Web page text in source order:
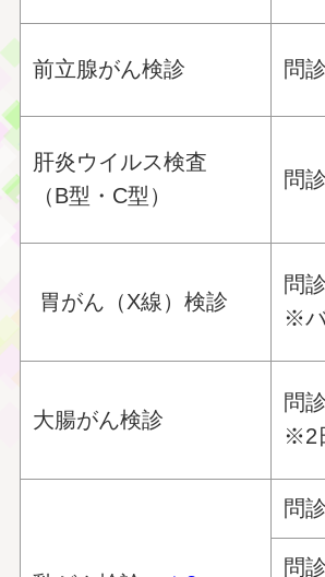
前立腺がん検診 問
肝炎ウイルス検査
（B型・C型）
問
胃がん（X線）検診
問
※
大腸がん検診
問
※2
問
問